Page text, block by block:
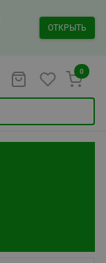
ОТКРЫТЬ
0